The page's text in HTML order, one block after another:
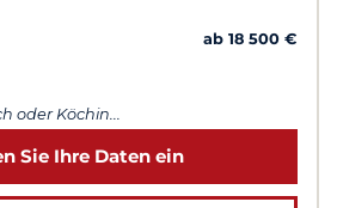
ab 18 500 €
oder Köchin...
Sie Ihre Daten ein